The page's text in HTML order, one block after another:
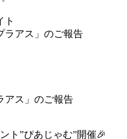
ト
アス」のご報告